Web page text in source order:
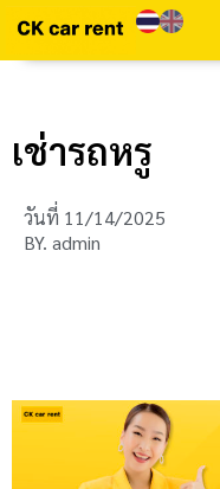
เช่ารถหรู
วันที่ 11/14/2025
BY. admin